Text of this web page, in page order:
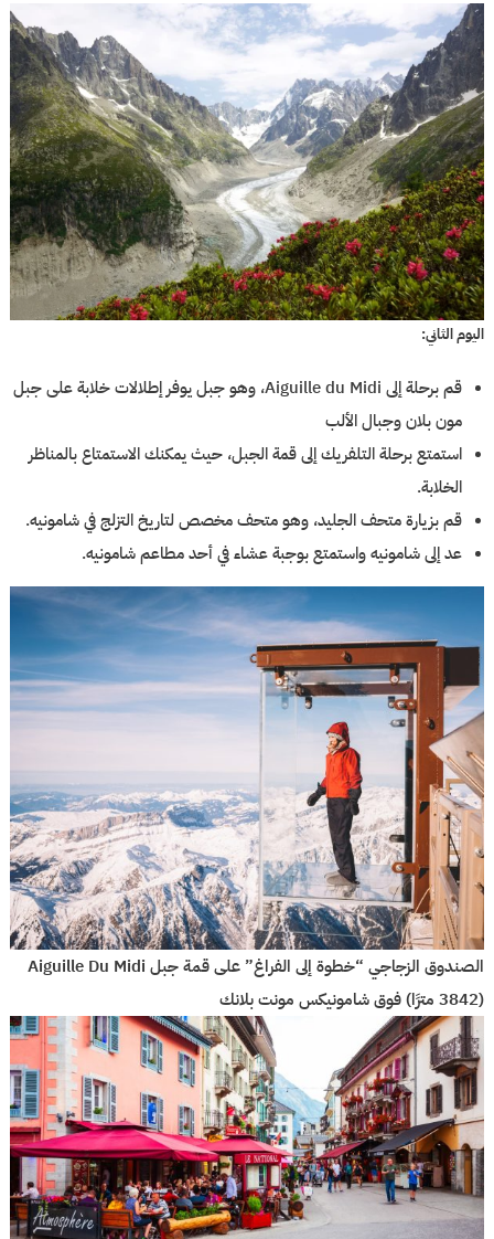
اليوم الثاني:
قم برحلة إلى Aiguille du Midi، وهو جبل يوفر إطلالات خلابة على جبل
مون بلان وجبال الألب
استمتع برحلة التلفريك إلى قمة الجبل، حيث يمكنك الاستمتاع بالمناظر
الخلابة.
قم بزيارة متحف الجليد، وهو متحف مخصص لتاريخ التزلج في شامونيه.
عد إلى شامونيه واستمتع بوجبة عشاء في أحد مطاعم شامونيه.
الصندوق الزجاجي “خطوة إلى الفراغ” على قمة جبل Aiguille Du Midi
(3842 مترًا) فوق شامونيكس مونت بلانك